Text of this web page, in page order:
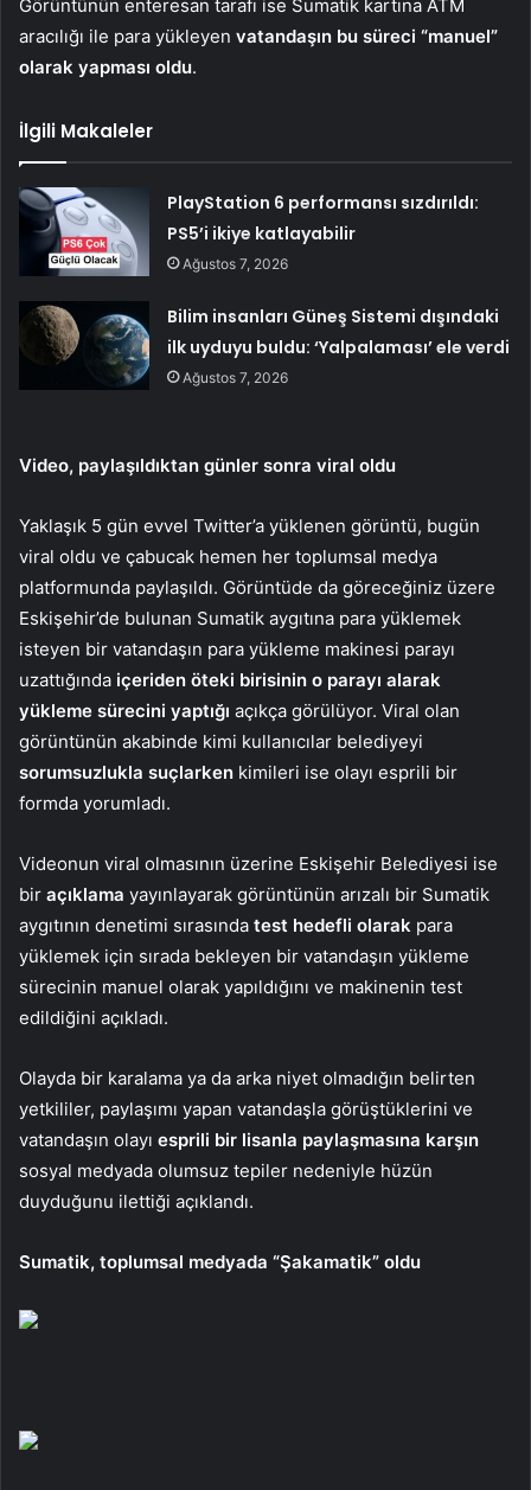
Görüntünün enteresan tarafı ise Sumatik kartına ATM
aracılığı ile para yükleyen vatandaşın bu süreci “manuel”
olarak yapması oldu.
İlgili Makaleler
PlayStation 6 performansı sızdırıldı:
PS5’i ikiye katlayabilir
Ağustos 7, 2026
Bilim insanları Güneş Sistemi dışındaki
ilk uyduyu buldu: ‘Yalpalaması’ ele verdi
Ağustos 7, 2026
Video, paylaşıldıktan günler sonra viral oldu
Yaklaşık 5 gün evvel Twitter’a yüklenen görüntü, bugün
viral oldu ve çabucak hemen her toplumsal medya
platformunda paylaşıldı. Görüntüde da göreceğiniz üzere
Eskişehir’de bulunan Sumatik aygıtına para yüklemek
isteyen bir vatandaşın para yükleme makinesi parayı
uzattığında içeriden öteki birisinin o parayı alarak
yükleme sürecini yaptığı açıkça görülüyor. Viral olan
görüntünün akabinde kimi kullanıcılar belediyeyi
sorumsuzlukla suçlarken kimileri ise olayı esprili bir
formda yorumladı.
Videonun viral olmasının üzerine Eskişehir Belediyesi ise
bir açıklama yayınlayarak görüntünün arızalı bir Sumatik
aygıtının denetimi sırasında test hedefli olarak para
yüklemek için sırada bekleyen bir vatandaşın yükleme
sürecinin manuel olarak yapıldığını ve makinenin test
edildiğini açıkladı.
Olayda bir karalama ya da arka niyet olmadığın belirten
yetkililer, paylaşımı yapan vatandaşla görüştüklerini ve
vatandaşın olayı esprili bir lisanla paylaşmasına karşın
sosyal medyada olumsuz tepiler nedeniyle hüzün
duyduğunu ilettiği açıklandı.
Sumatik, toplumsal medyada “Şakamatik” oldu